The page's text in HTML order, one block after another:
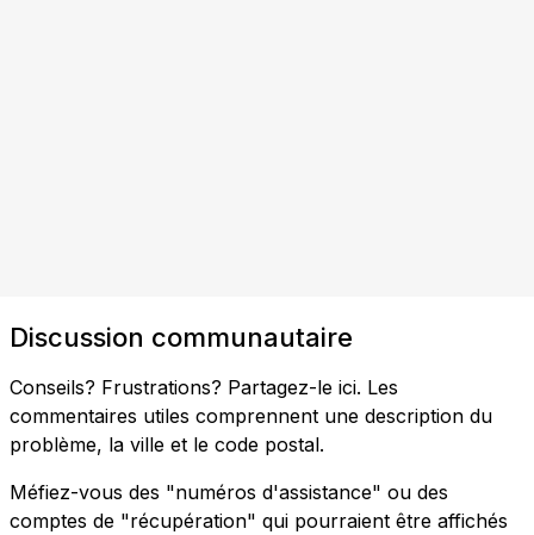
Discussion communautaire
Conseils? Frustrations? Partagez-le ici. Les
commentaires utiles comprennent une description du
problème, la ville et le code postal.
Méfiez-vous des "numéros d'assistance" ou des
comptes de "récupération" qui pourraient être affichés